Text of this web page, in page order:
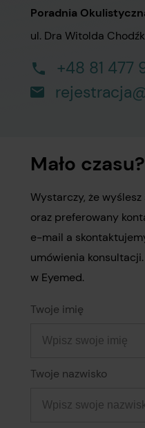
Poradnia
ul. Dra Witolda
+48 81 477
Mało czasu?
Wystarczy, że
oraz preferowany
e-mail a
umówienia
w Eyemed.
Twoje imię
Twoje nazwisko